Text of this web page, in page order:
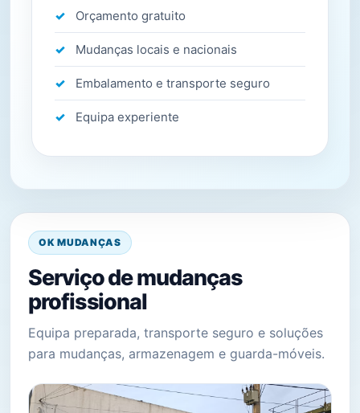
Orçamento gratuito
Mudanças locais e nacionais
Embalamento e transporte seguro
Equipa experiente
OK MUDANÇAS
Serviço de mudanças
profissional
Equipa preparada, transporte seguro e soluções
para mudanças, armazenagem e guarda-móveis.